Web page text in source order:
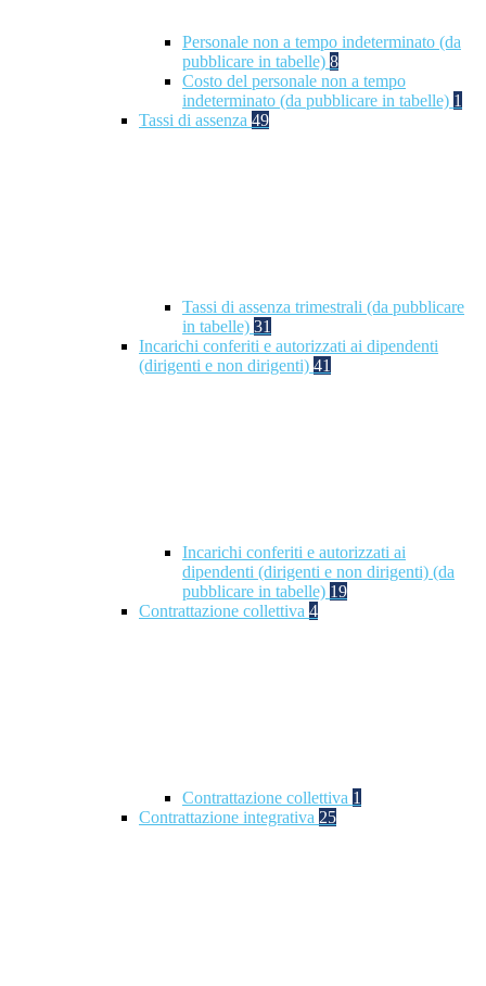
Personale non a tempo indeterminato (da
pubblicare in tabelle) 8
Costo del personale non a tempo
indeterminato (da pubblicare in tabelle) 1
Tassi di assenza 49
Tassi di assenza trimestrali (da pubblicare
in tabelle) 31
Incarichi conferiti e autorizzati ai dipendenti
(dirigenti e non dirigenti) 41
Incarichi conferiti e autorizzati ai
dipendenti (dirigenti e non dirigenti) (da
pubblicare in tabelle) 19
Contrattazione collettiva 4
Contrattazione collettiva 1
Contrattazione integrativa 25